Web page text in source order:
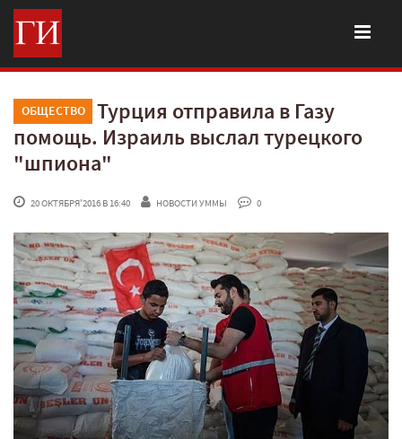
ОБЩЕСТВО
Турция отправила в Газу
помощь. Израиль выслал турецкого
"шпиона"
20 ОКТЯБРЯ'2016 В 16:40 НОВОСТИ УММЫ 0